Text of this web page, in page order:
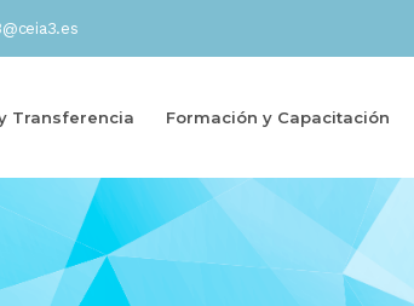
Transferencia Formación y Capacitación